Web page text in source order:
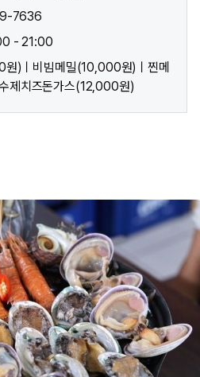
7636
- 21:00
)ㅣ비빔메밀(10,000원)ㅣ찐메
제치즈돈가스(12,000원)